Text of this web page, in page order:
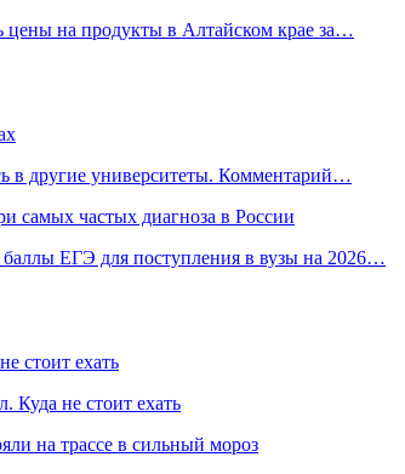
цены на продукты в Алтайском крае за…
в другие университеты. Комментарий…
самых частых диагноза в России
ЕГЭ для поступления в вузы на 2026…
стоит ехать
Куда не стоит ехать
на трассе в сильный мороз